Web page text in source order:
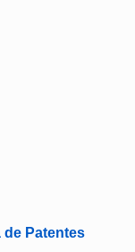
de Patentes